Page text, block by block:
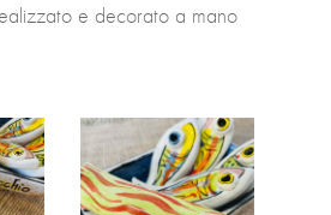
e decorato a mano